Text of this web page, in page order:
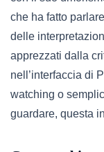
che ha fatto
delle
apprezzati dalla
nell’interfaccia di
watching o
guardare, questa